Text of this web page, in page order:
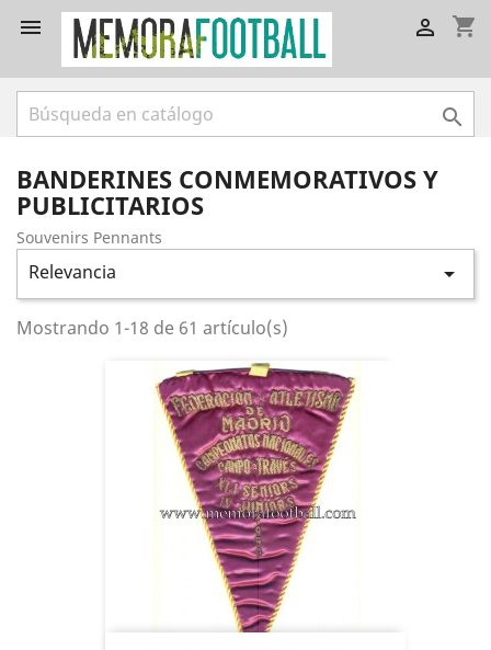
 shopping_cart


BANDERINES CONMEMORATIVOS Y
PUBLICITARIOS
Souvenirs Pennants
Relevancia 
Mostrando 1-18 de 61 artículo(s)